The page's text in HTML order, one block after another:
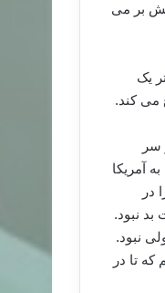
بر می
یک
می کند.
سر
آمریکا
در
نبود.
نبود.
تا در